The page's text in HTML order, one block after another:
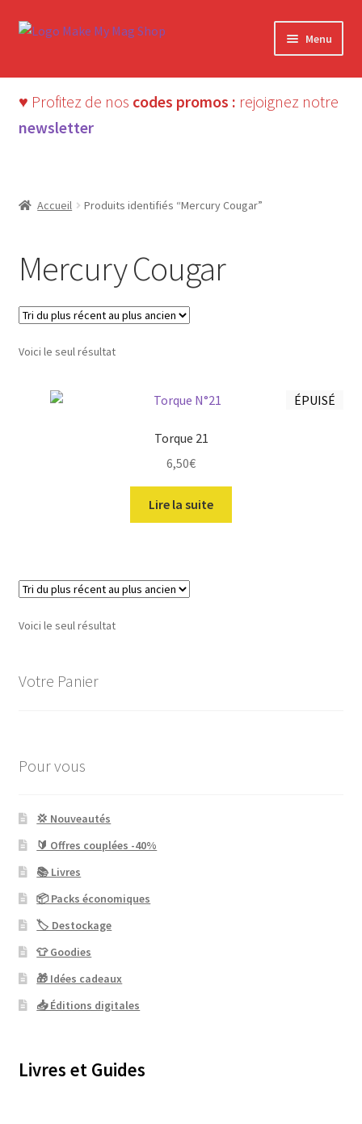
Aller
Aller
Menu
♥ Profitez de nos codes promos : rejoignez notre
newsletter
Accueil Produits identifiés “Mercury Cougar”
Mercury Cougar
Voici le seul résultat
ÉPUISÉ
Torque 21
6,50€
Lire la suite
Voici le seul résultat
Votre Panier
Pour vous
💢 Nouveautés
🔰 Offres couplées -40%
📚 Livres
📦 Packs économiques
🏷 Destockage
👕 Goodies
🎁 Idées cadeaux
📥 Éditions digitales
Livres et Guides